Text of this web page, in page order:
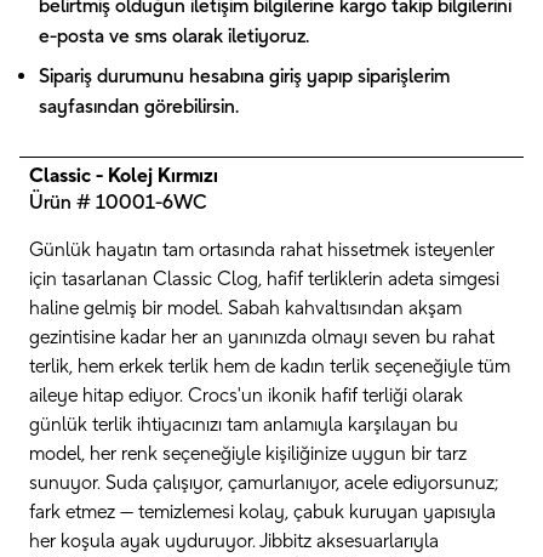
belirtmiş olduğun iletişim bilgilerine kargo takip bilgilerini
e-posta ve sms olarak iletiyoruz.
Sipariş durumunu hesabına giriş yapıp siparişlerim
sayfasından görebilirsin.
Classic - Kolej Kırmızı
Ürün # 10001-6WC
Günlük hayatın tam ortasında rahat hissetmek isteyenler
için tasarlanan Classic Clog, hafif terliklerin adeta simgesi
haline gelmiş bir model. Sabah kahvaltısından akşam
gezintisine kadar her an yanınızda olmayı seven bu rahat
terlik, hem erkek terlik hem de kadın terlik seçeneğiyle tüm
aileye hitap ediyor. Crocs'un ikonik hafif terliği olarak
günlük terlik ihtiyacınızı tam anlamıyla karşılayan bu
model, her renk seçeneğiyle kişiliğinize uygun bir tarz
sunuyor. Suda çalışıyor, çamurlanıyor, acele ediyorsunuz;
fark etmez — temizlemesi kolay, çabuk kuruyan yapısıyla
her koşula ayak uyduruyor. Jibbitz aksesuarlarıyla